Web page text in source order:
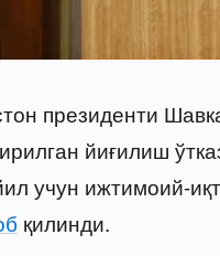
президенти
йиғилиш
учун ижтимоий-
қилинди.